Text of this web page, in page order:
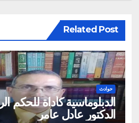
Related Post
حوادث
الدبلوماسية كأداة للحكم
الدكتور عادل عامر